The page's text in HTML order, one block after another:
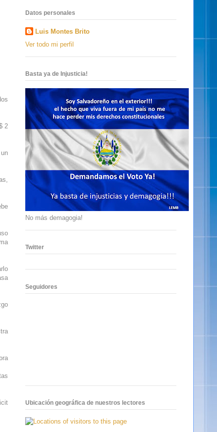
2
Datos personales
Luis Montes Brito
Ver todo mi perfil
Basta ya de Injusticia!
No más demagogia!
Twitter
Seguidores
Ubicación geográfica de nuestros lectores